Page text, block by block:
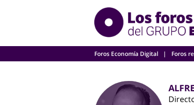
Foros Economía Digital Foros